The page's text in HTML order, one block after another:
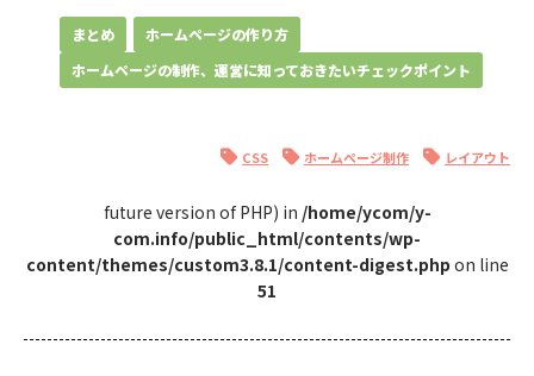
まとめ
ホームページの作り方
ホームページの制作、運営に知っておきたいチェックポイント
CSS ホームページ制作 レイアウト
future version of PHP) in /home/ycom/y-
com.info/public_html/contents/wp-
content/themes/custom3.8.1/content-digest.php on line
51